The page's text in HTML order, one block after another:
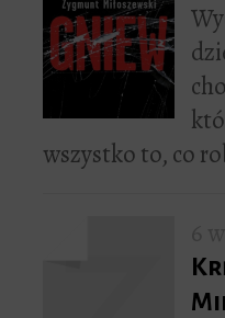
wszystko to, co